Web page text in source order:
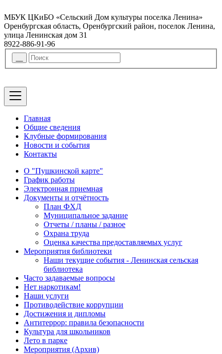
МБУК ЦКиБО «Сельский Дом культуры поселка Ленина»
Оренбургская область, Оренбургский район, поселок Ленина,
улица Ленинская дом 31
8922-886-91-96
Главная
Общие сведения
Клубные формирования
Новости и события
Контакты
О "Пушкинской карте"
График работы
Электронная приемная
Документы и отчётность
План ФХД
Муниципальное задание
Отчеты / планы / разное
Охрана труда
Оценка качества предоставляемых услуг
Мероприятия библиотеки
Наши текущие события - Ленинская сельская
библиотека
Часто задаваемые вопросы
Нет наркотикам!
Наши услуги
Противодействие коррупции
Достижения и дипломы
Антитеррор: правила безопасности
Культура для школьников
Лето в парке
Мероприятия (Архив)